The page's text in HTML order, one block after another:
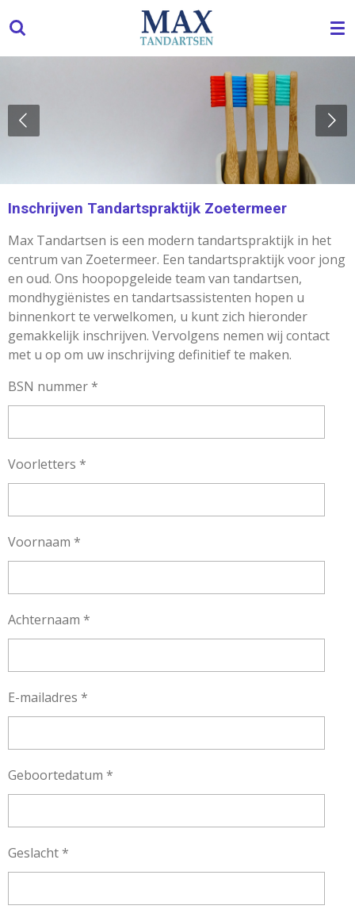
direct
naar
Inschrijven Tandartspraktijk Zoetermeer
Max Tandartsen is een modern tandartspraktijk in het
centrum van Zoetermeer. Een tandartspraktijk voor jong
en oud. Ons hoopopgeleide team van tandartsen,
mondhygiënistes en tandartsassistenten hopen u
binnenkort te verwelkomen, u kunt zich hieronder
gemakkelijk inschrijven. Vervolgens nemen wij contact
met u op om uw inschrijving definitief te maken.
BSN nummer *
Voorletters *
Voornaam *
Achternaam *
E-mailadres *
Geboortedatum *
Geslacht *